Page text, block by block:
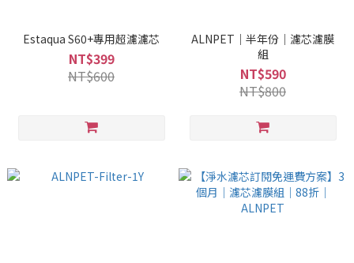
Estaqua S60+專用超濾濾芯
NT$399
NT$600
ALNPET｜半年份｜濾芯濾膜
組
NT$590
NT$800